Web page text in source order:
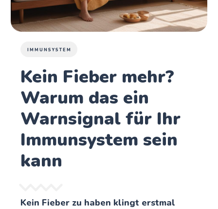
IMMUNSYSTEM
Kein Fieber mehr?
Warum das ein
Warnsignal für Ihr
Immunsystem sein
kann
Kein Fieber zu haben klingt erstmal